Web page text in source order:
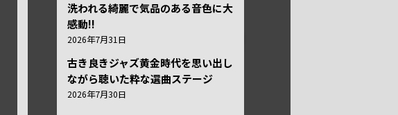
洗われる綺麗で気品のある音色に大
感動!!
2026年7月31日
古き良きジャズ黄金時代を思い出し
ながら聴いた粋な選曲ステージ
2026年7月30日